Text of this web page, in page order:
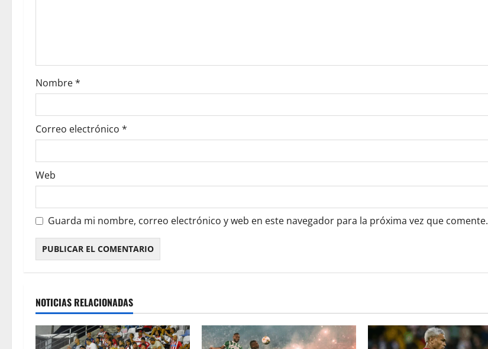
Nombre*
Correo electrónico *
Web
Guarda mi nombre, correo electrónico y web en este navegador para la próxima vez que comente.
NOTICIAS RELACIONADAS